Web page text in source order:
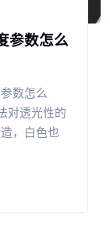
参数怎么
数怎么
对透光性的
，白色也